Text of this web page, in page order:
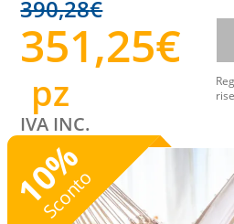
390,28€
351,25€
pz
IVA INC.
10
%
Sconto